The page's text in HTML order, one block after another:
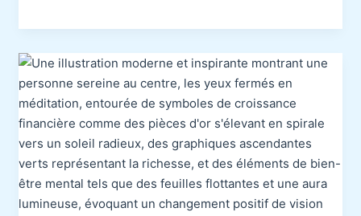
fonctionnement
2025